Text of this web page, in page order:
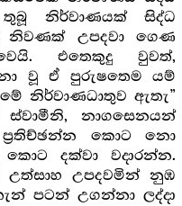
නිර්වාණයක් සිද්ධ
උපදවා ගෙණ
එතෙකුදු වුවත්,
වූ ඒ පුරුෂතෙම යම්
නිර්වාණධාතුව ඇතැ”
ස්වාමීනි, නාගසෙනයන්
ප්‍ර‍තිච්ඡන්න කොට නො
දක්වා වදාරන්න.
උපදවමින් නුඹ
පටන් උගන්නා ලද්දා